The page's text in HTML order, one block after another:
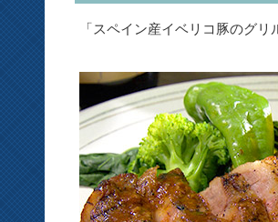
「スペイン産イベリコ豚のグリ